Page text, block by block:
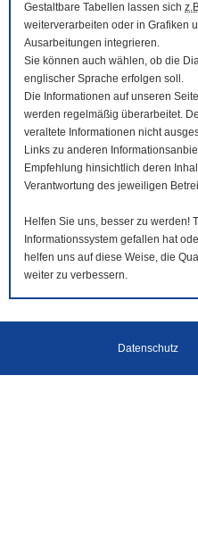
Gestaltbare Tabellen lassen sich
weiterverarbeiten oder in Grafiken
Ausarbeitungen integrieren.
Sie können auch wählen, ob die
englischer Sprache erfolgen soll.
Die Informationen auf unseren
werden regelmäßig überarbeitet.
veraltete Informationen nicht
Links zu anderen
Empfehlung hinsichtlich deren
Verantwortung des jeweiligen
Helfen Sie uns, besser zu werden!
Informationssystem gefallen hat
helfen uns auf diese Weise, die
weiter zu verbessern.
Datenschutz